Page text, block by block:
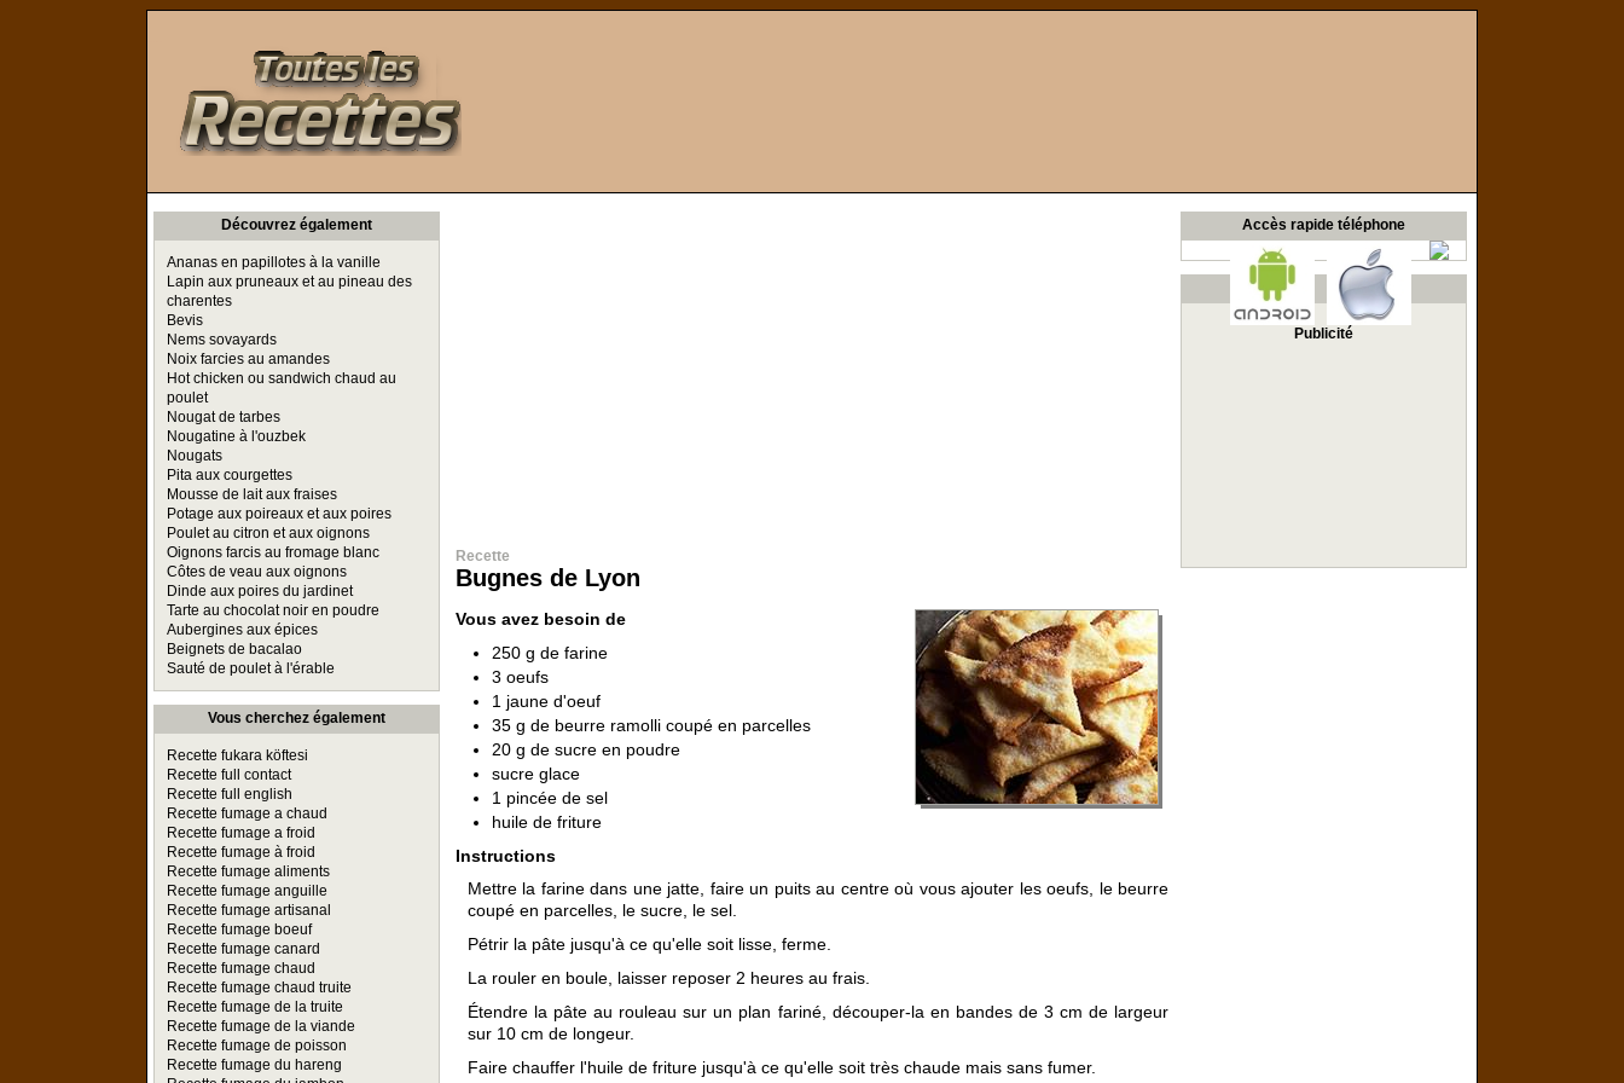
Découvrez également
Ananas en papillotes à la vanille
Lapin aux pruneaux et au pineau des
charentes
Bevis
Nems sovayards
Noix farcies au amandes
Hot chicken ou sandwich chaud au
poulet
Nougat de tarbes
Nougatine à l'ouzbek
Nougats
Pita aux courgettes
Mousse de lait aux fraises
Potage aux poireaux et aux poires
Poulet au citron et aux oignons
Oignons farcis au fromage blanc
Côtes de veau aux oignons
Dinde aux poires du jardinet
Tarte au chocolat noir en poudre
Aubergines aux épices
Beignets de bacalao
Sauté de poulet à l'érable
Vous cherchez également
Recette fukara köftesi
Recette full contact
Recette full english
Recette fumage a chaud
Recette fumage a froid
Recette fumage à froid
Recette fumage aliments
Recette fumage anguille
Recette fumage artisanal
Recette fumage boeuf
Recette fumage canard
Recette fumage chaud
Recette fumage chaud truite
Recette fumage de la truite
Recette fumage de la viande
Recette fumage de poisson
Recette fumage du hareng
Recette
Bugnes de Lyon
Vous avez besoin de
250 g de farine
3 oeufs
1 jaune d'oeuf
35 g de beurre ramolli coupé en parcelles
20 g de sucre en poudre
sucre glace
1 pincée de sel
huile de friture
Instructions
Mettre la farine dans une jatte, faire un puits au centre où vous ajouter les oeufs, le beurre
coupé en parcelles, le sucre, le sel.
Pétrir la pâte jusqu'à ce qu'elle soit lisse, ferme.
La rouler en boule, laisser reposer 2 heures au frais.
Étendre la pâte au rouleau sur un plan fariné, découper-la en bandes de 3 cm de largeur
sur 10 cm de longeur.
Faire chauffer l'huile de friture jusqu'à ce qu'elle soit très chaude mais sans fumer.
Accès rapide téléphone
Publicité